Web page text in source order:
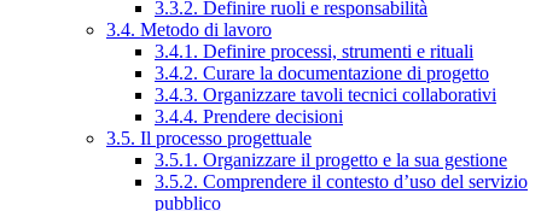
3.3.2. Definire ruoli e responsabilità
3.4. Metodo di lavoro
3.4.1. Definire processi, strumenti e rituali
3.4.2. Curare la documentazione di progetto
3.4.3. Organizzare tavoli tecnici collaborativi
3.4.4. Prendere decisioni
3.5. Il processo progettuale
3.5.1. Organizzare il progetto e la sua gestione
3.5.2. Comprendere il contesto d’uso del servizio
pubblico